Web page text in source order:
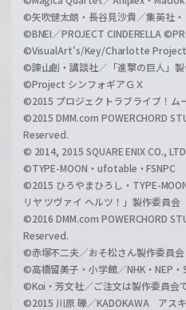
©矢吹健太朗・長谷見沙貴／集英社
©BNEI／PROJECT CINDERELLA
©VisualArt's/Key/Charlotte Project
©諫山創・講談社／「進撃の巨人」
©Project シンフォギアＧＸ
©2015 プロジェクトラブライブ！ム
©2015 DMM.com POWERCHORD
Reserved.
© 2014, 2015 SQUARE ENIX CO.,
©TYPE-MOON・ufotable・FSNPC
©2015 ひろやまひろし・TYPE-
リヤ ツヴァイ ヘルツ！」製作委員会
©2016 DMM.com POWERCHORD
Reserved.
©赤塚不二夫／おそ松さん製作委員会
©高橋留美子・小学館／NHK・NEP
©Koi・芳文社／ご注文は製作委員会
©2015 川原 礫／KADOKAWA アス